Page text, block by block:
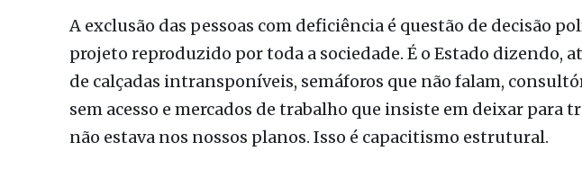
de calçadas intransponíveis, semáforos que não falam,
sem acesso e mercados de trabalho que insiste em deixar para
não estava nos nossos planos. Isso é capacitismo estrutural.
Não se trata do preconceito individual - aquele que você